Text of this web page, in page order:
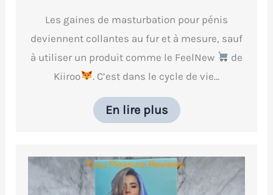
Les gaines de masturbation pour pénis
deviennent collantes au fur et à mesure, sauf
à utiliser un produit comme le FeelNew
de
Kiiroo
. C’est dans le cycle de vie…
En lire plus